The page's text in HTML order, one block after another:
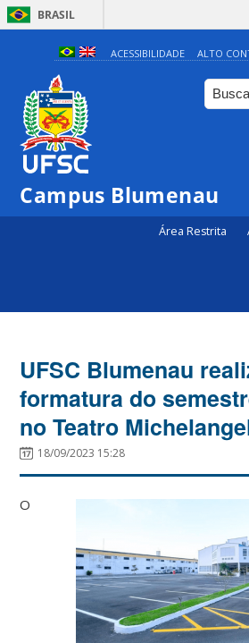
BRASIL
ACESSIBILIDADE ALTO
Campus Blumenau
Área Restrita
UFSC Blumenau
formatura do
no Teatro
18/09/2023 15:28
O